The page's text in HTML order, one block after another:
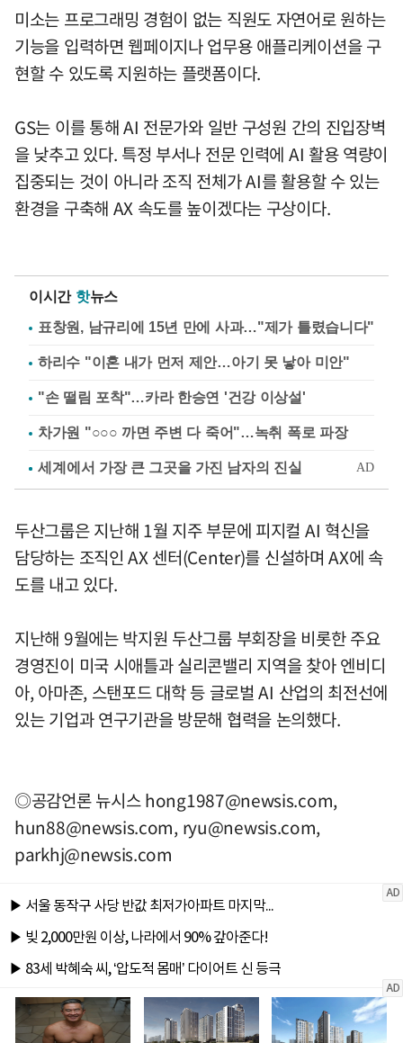
미소는 프로그래밍 경험이 없는 직원도 자연어로 원하는
기능을 입력하면 웹페이지나 업무용 애플리케이션을 구
현할 수 있도록 지원하는 플랫폼이다.
GS는 이를 통해 AI 전문가와 일반 구성원 간의 진입장벽
을 낮추고 있다. 특정 부서나 전문 인력에 AI 활용 역량이
집중되는 것이 아니라 조직 전체가 AI를 활용할 수 있는
환경을 구축해 AX 속도를 높이겠다는 구상이다.
이시간 핫뉴스
표창원, 남규리에 15년 만에 사과…"제가 틀렸습니다"
하리수 "이혼 내가 먼저 제안…아기 못 낳아 미안"
"손 떨림 포착"…카라 한승연 '건강 이상설'
차가원 "○○○ 까면 주변 다 죽어"…녹취 폭로 파장
두산그룹은 지난해 1월 지주 부문에 피지컬 AI 혁신을
담당하는 조직인 AX 센터(Center)를 신설하며 AX에 속
도를 내고 있다.
지난해 9월에는 박지원 두산그룹 부회장을 비롯한 주요
경영진이 미국 시애틀과 실리콘밸리 지역을 찾아 엔비디
아, 아마존, 스탠포드 대학 등 글로벌 AI 산업의 최전선에
있는 기업과 연구기관을 방문해 협력을 논의했다.
◎공감언론 뉴시스hong1987@newsis.com,
hun88@newsis.com, ryu@newsis.com,
parkhj@newsis.com